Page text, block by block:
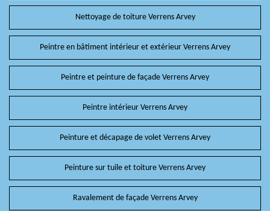
Nettoyage de toiture Verrens Arvey
Peintre en bâtiment intérieur et extérieur Verrens Arvey
Peintre et peinture de façade Verrens Arvey
Peintre intérieur Verrens Arvey
Peinture et décapage de volet Verrens Arvey
Peinture sur tuile et toiture Verrens Arvey
Ravalement de façade Verrens Arvey